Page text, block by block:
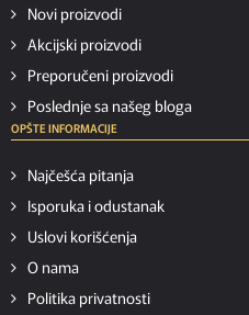
Novi proizvodi
Akcijski proizvodi
Preporučeni proizvodi
Poslednje sa našeg bloga
OPŠTE INFORMACIJE
Najčešća pitanja
Isporuka i odustanak
Uslovi korišćenja
O nama
Politika privatnosti